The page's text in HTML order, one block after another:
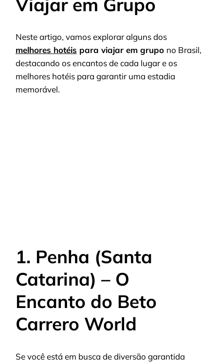
Neste artigo, vamos explorar alguns dos
melhores hotéis para viajar em grupo no Brasil,
destacando os encantos de cada lugar e os
melhores hotéis para garantir uma estadia
memorável.
1. Penha (Santa
Catarina) – O
Encanto do Beto
Carrero World
Se você está em busca de diversão garantida